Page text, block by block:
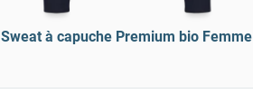
Sweat à capuche Premium bio Femme